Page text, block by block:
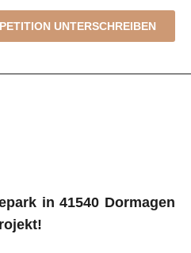
in 41540 Dormagen
PETITION UNTERSCHREIBEN